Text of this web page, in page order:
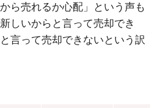
ら売れるか心配」という声も
しいからと言って売却でき
言って売却できないという訳